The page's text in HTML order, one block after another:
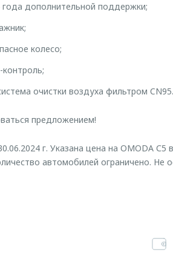
года дополнительной поддержки;
колесо;
очистки воздуха фильтром CN95.
предложением!
г. Указана цена на OMODA
автомобилей ограничено. Не